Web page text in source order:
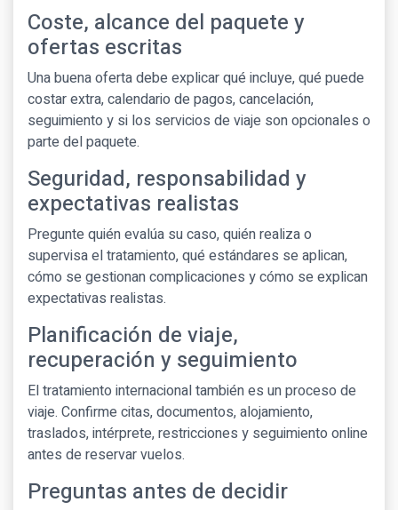
Coste, alcance del paquete y
ofertas escritas
Una buena oferta debe explicar qué incluye, qué puede
costar extra, calendario de pagos, cancelación,
seguimiento y si los servicios de viaje son opcionales o
parte del paquete.
Seguridad, responsabilidad y
expectativas realistas
Pregunte quién evalúa su caso, quién realiza o
supervisa el tratamiento, qué estándares se aplican,
cómo se gestionan complicaciones y cómo se explican
expectativas realistas.
Planificación de viaje,
recuperación y seguimiento
El tratamiento internacional también es un proceso de
viaje. Confirme citas, documentos, alojamiento,
traslados, intérprete, restricciones y seguimiento online
antes de reservar vuelos.
Preguntas antes de decidir